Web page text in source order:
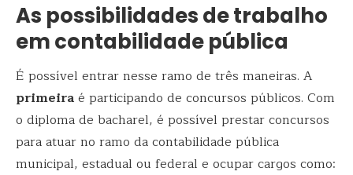
As possibilidades de trabalho
em contabilidade pública
É possível entrar nesse ramo de três maneiras. A
primeiraé participando de concursos públicos. Com
o diploma de bacharel, é possível prestar concursos
para atuar no ramo da contabilidade pública
municipal, estadual ou federal e ocupar cargos como: